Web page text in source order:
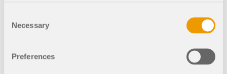
Selection
Necessary
Preferences
214x 22x
Metallüberdachung mit Glasfasermembran für da